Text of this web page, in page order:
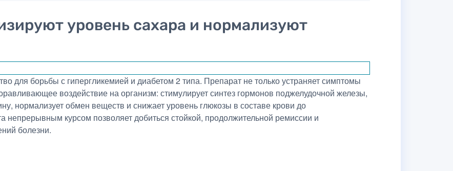
уровень сахара и нормализуют
для борьбы с гипергликемией и диабетом 2 типа. Препарат не только устраняет симптомы
воздействие на организм: стимулирует синтез гормонов поджелудочной железы,
нормализует обмен веществ и снижает уровень глюкозы в составе крови до
курсом позволяет добиться стойкой, продолжительной ремиссии и
болезни.